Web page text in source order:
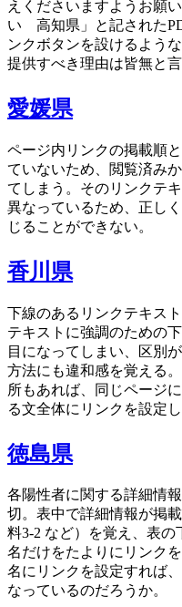
えくださいますようお願
い 高知県」と記された
ンクボタンを設けるよう
提供すべき理由は皆無と言
愛媛県
ページ内リンクの掲載順
ていないため、閲覧済み
てしまう。そのリンクテ
異なっているため、正し
じることができない。
香川県
下線のあるリンクテキス
テキストに強調のための
目になってしまい、区別
方法にも違和感を覚える
所もあれば、同じページ
る文全体にリンクを設定
徳島県
各陽性者に関する詳細情
切。表中で詳細情報が掲
料3-2 など）を覚え、表
名だけをたよりにリンク
名にリンクを設定すれば
なっているのだろうか。